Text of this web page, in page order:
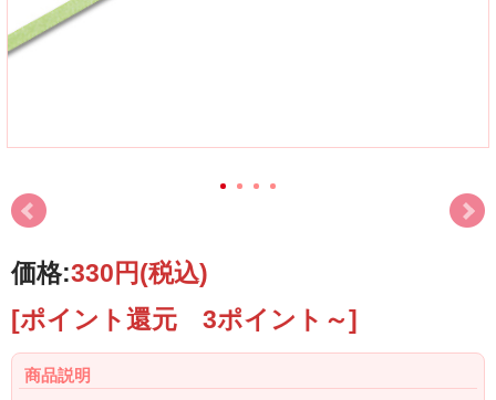
価格:330円(税込)
[ポイント還元 3ポイント～]
商品説明